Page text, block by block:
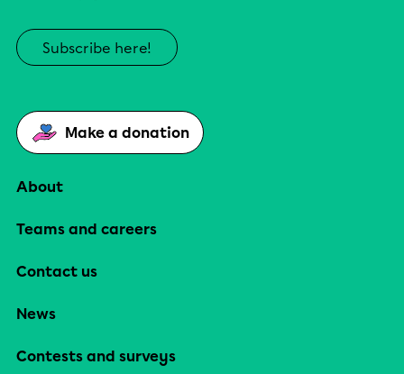
Subscribe here!
Make a donation
About
Teams and careers
Contact us
News
Contests and surveys